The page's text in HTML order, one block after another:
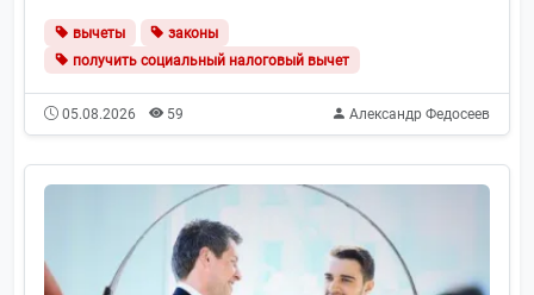
вычеты
законы
получить социальный налоговый вычет
05.08.2026 59 Александр Федосеев